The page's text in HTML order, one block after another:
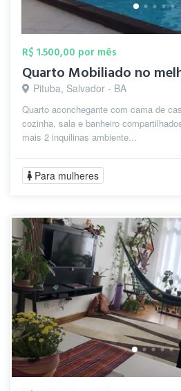
R$ 1.500,00 por mês
Quarto Mobiliado no
Pituba, Salvador - BA
Quarto aconchegante com cama de
cozinha, sala e banheiro
mais 2 inquilinas ambiente...
Para mulheres